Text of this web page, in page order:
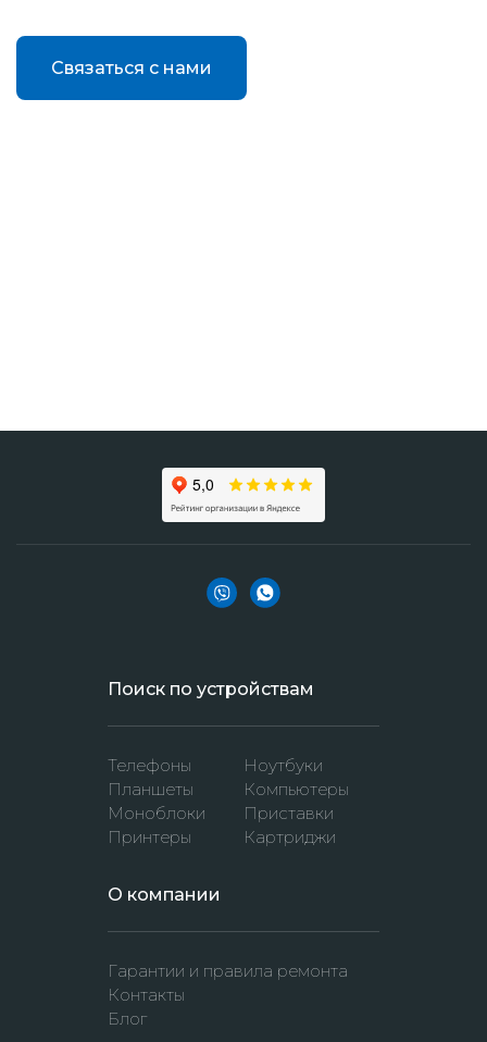
Связаться с нами
Поиск по устройствам
Телефоны
Ноутбуки
Планшеты
Компьютеры
Моноблоки
Приставки
Принтеры
Картриджи
O компании
Гарантии и правила ремонта
Контакты
Блог